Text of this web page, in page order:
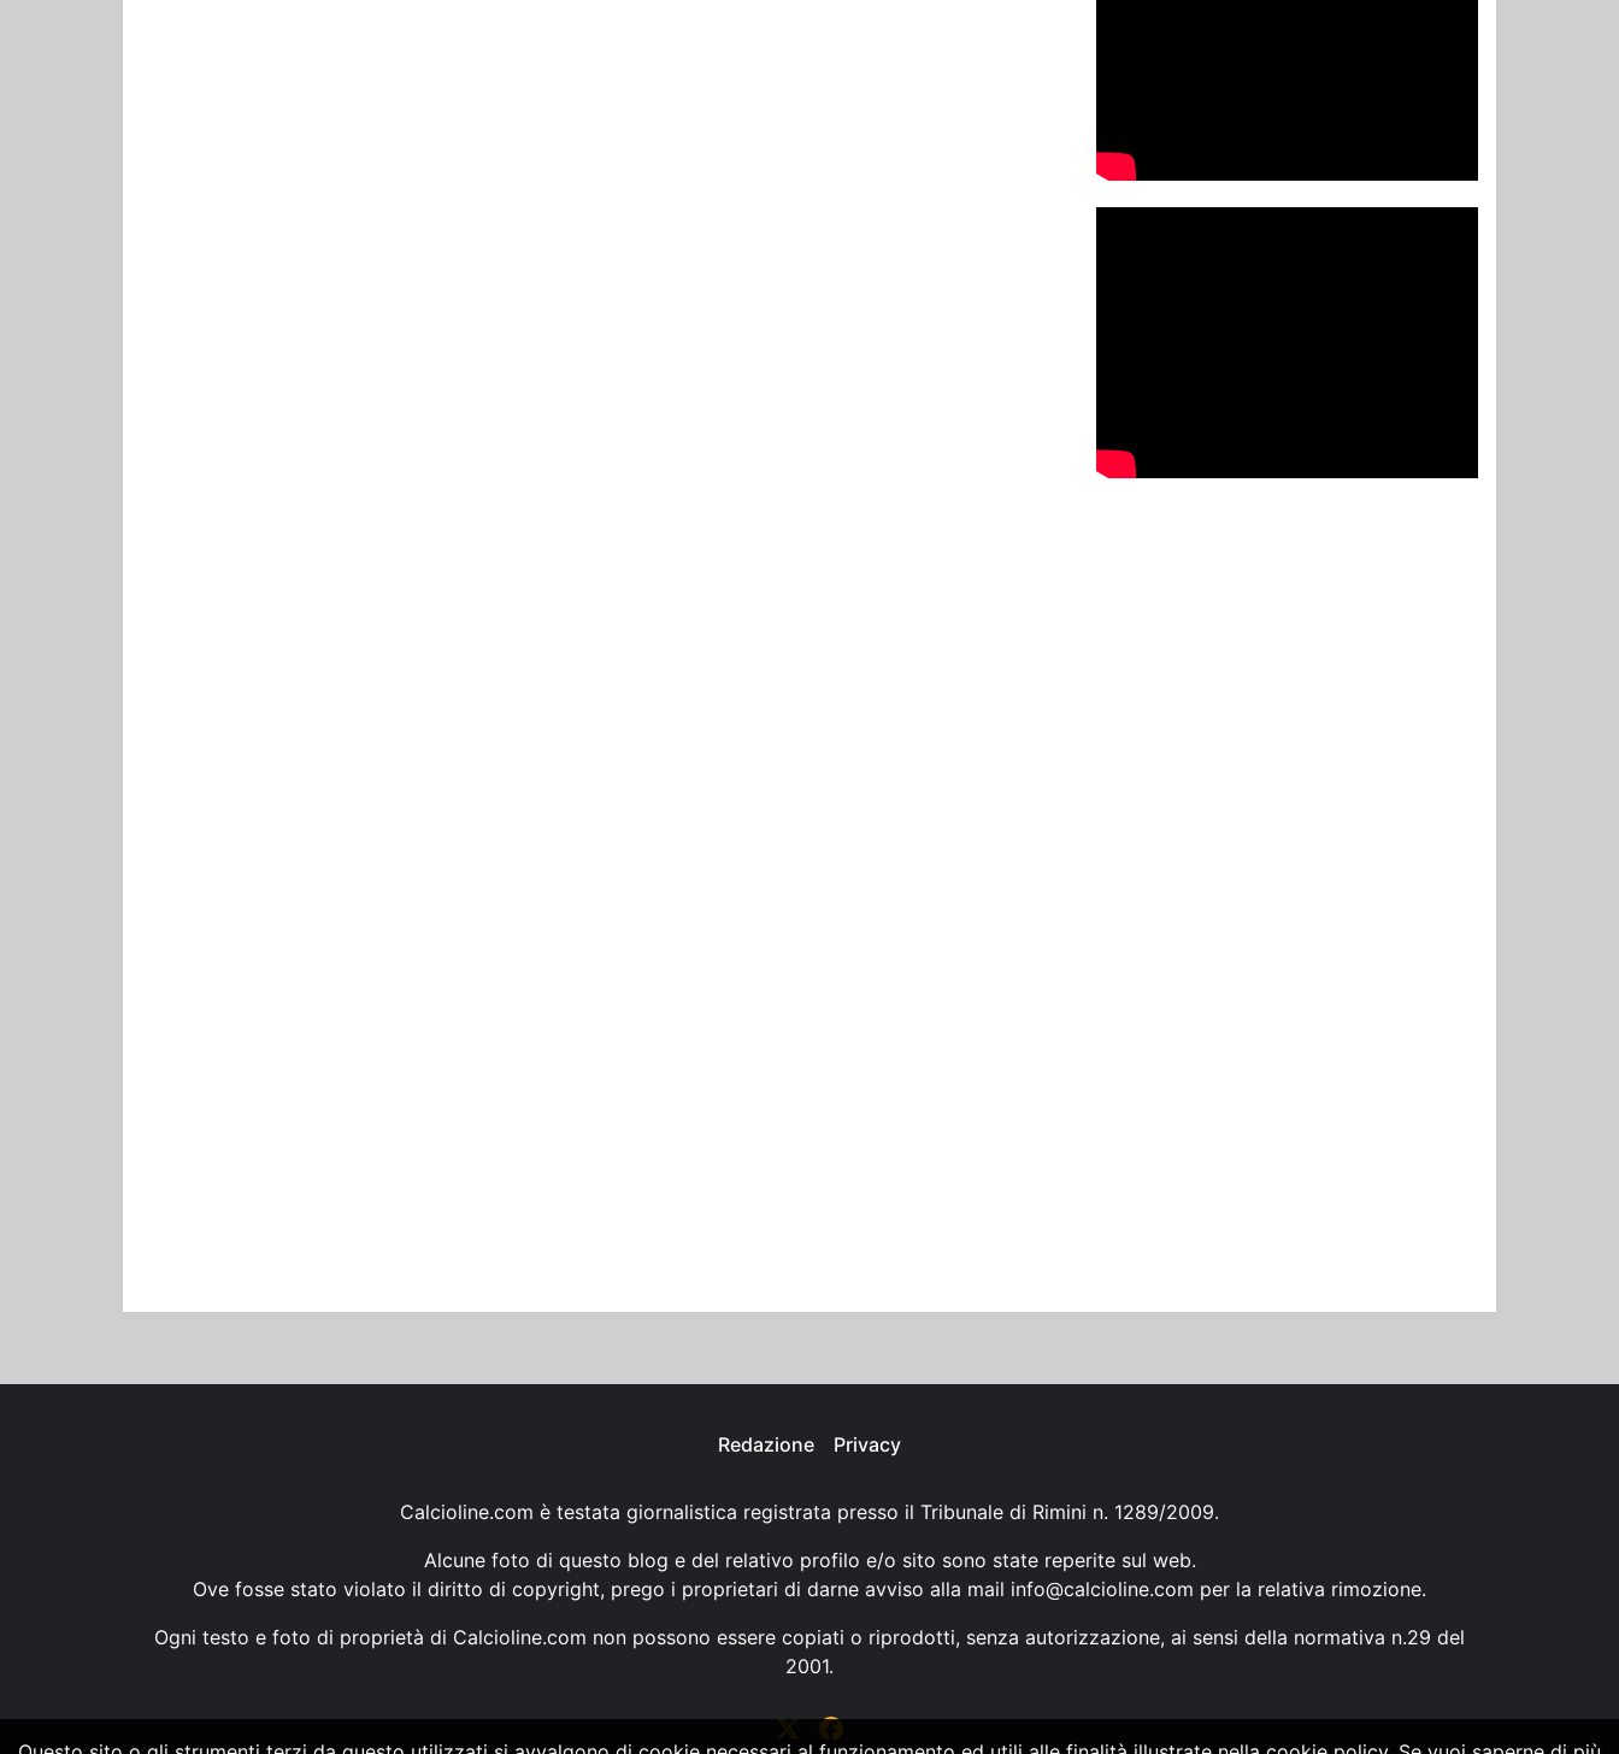
Redazione Privacy
Calcioline.com è testata giornalistica registrata presso il Tribunale di Rimini n. 1289/2009.
Alcune foto di questo blog e del relativo profilo e/o sito sono state reperite sul web.
Ove fosse stato violato il diritto di copyright, prego i proprietari di darne avviso alla mail info@calcioline.com per la relativa rimozione.
Ogni testo e foto di proprietà di Calcioline.com non possono essere copiati o riprodotti, senza autorizzazione, ai sensi della normativa n.29 del
2001.